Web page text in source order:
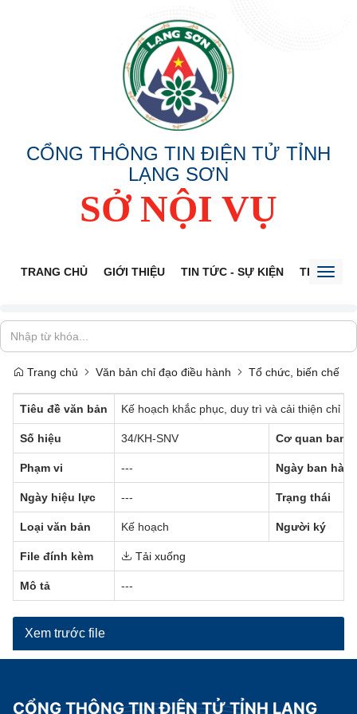
CỔNG THÔNG TIN ĐIỆN TỬ TỈNH
LẠNG SƠN
SỞ NỘI VỤ
TRANG CHỦ GIỚI THIỆU TIN TỨC - SỰ KIỆN THÔNG
Trang chủ Văn bản chỉ đạo điều hành Tổ chức, biến chế
Tiêu đề văn bản Kế hoạch khắc phục, duy trì và cải thiện chỉ
Số hiệu 34/KH-SNV Cơ quan ban
Phạm vi --- Ngày ban
Ngày hiệu lực --- Trạng thái
Loại văn bản Kế hoạch Người ký
File đính kèm Tải xuống
Mô tả ---
Xem trước file
CỔNG THÔNG TIN ĐIỆN TỬ TỈNH LẠNG